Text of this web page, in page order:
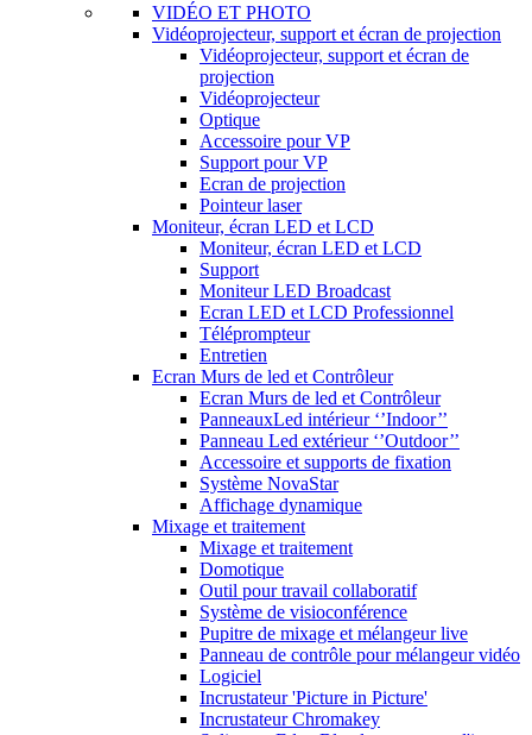
VIDÉO ET PHOTO
Vidéoprojecteur, support et écran de projection
Vidéoprojecteur, support et écran de
projection
Vidéoprojecteur
Optique
Accessoire pour VP
Support pour VP
Ecran de projection
Pointeur laser
Moniteur, écran LED et LCD
Moniteur, écran LED et LCD
Support
Moniteur LED Broadcast
Ecran LED et LCD Professionnel
Téléprompteur
Entretien
Ecran Murs de led et Contrôleur
Ecran Murs de led et Contrôleur
PanneauxLed intérieur ‘’Indoor’’
Panneau Led extérieur ‘’Outdoor’’
Accessoire et supports de fixation
Système NovaStar
Affichage dynamique
Mixage et traitement
Mixage et traitement
Domotique
Outil pour travail collaboratif
Système de visioconférence
Pupitre de mixage et mélangeur live
Panneau de contrôle pour mélangeur vidéo
Logiciel
Incrustateur 'Picture in Picture'
Incrustateur Chromakey